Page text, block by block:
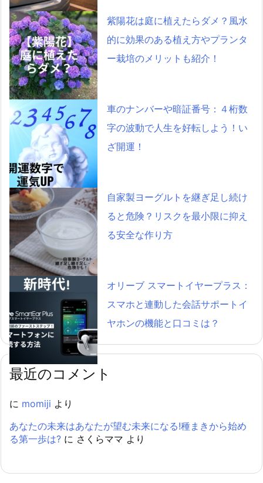
紫陽花は庭に植えたらダメ？風水
的に効果のある植え方やプランタ
ー栽培のメリットも紹介！
車のナンバーや暗証番号：４桁数
字の波動で人生を好転しよう！い
ざ開運！
自家製ヨーグルトを継ぎ足し続け
ると危険？リスクを最小限に抑え
る安全な作り方
オリーブ スマートイヤープラス：
スマホと連動した会話サポートイ
ヤホンの機能と口コミは？
最近のコメント
に momiji より
あなたの未来はあなたが望む未来になる!種まきから始め
る第一歩は? に さくらママ より